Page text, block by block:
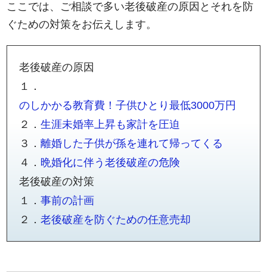
ここでは、ご相談で多い老後破産の原因とそれを防
ぐための対策をお伝えします。
老後破産の原因
１．
のしかかる教育費！子供ひとり最低3000万円
２．生涯未婚率上昇も家計を圧迫
３．離婚した子供が孫を連れて帰ってくる
４． 晩婚化に伴う老後破産の危険
老後破産の対策
１．事前の計画
２．老後破産を防ぐための任意売却